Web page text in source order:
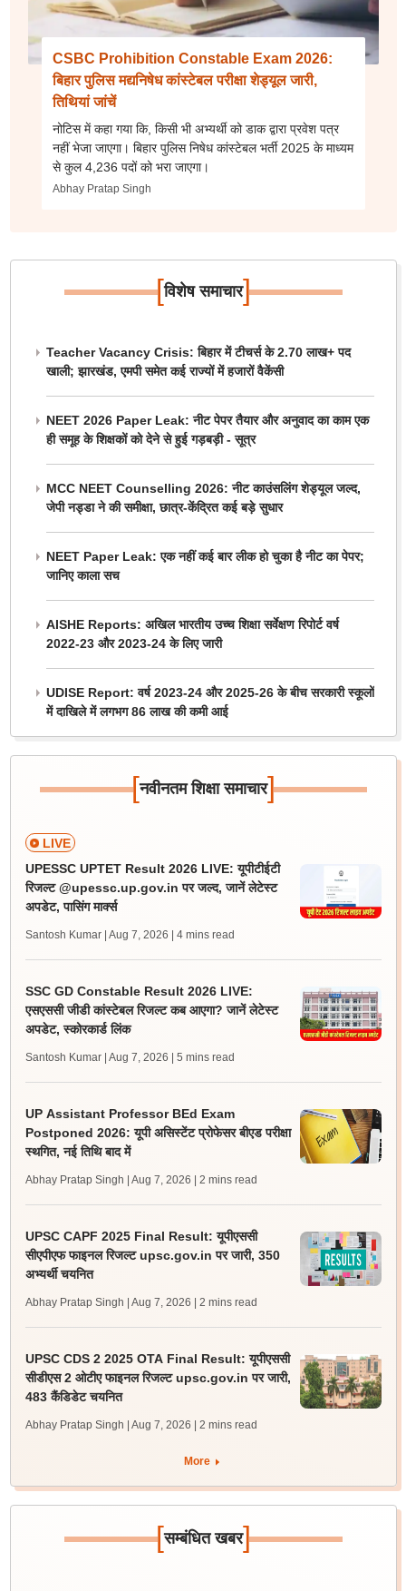
CSBC Prohibition Constable Exam 2026:
बिहार पुलिस मद्यनिषेध कांस्टेबल परीक्षा शेड्यूल जारी,
तिथियां जांचें
नोटिस में कहा गया कि, किसी भी अभ्यर्थी को डाक द्वारा प्रवेश पत्र
नहीं भेजा जाएगा। बिहार पुलिस निषेध कांस्टेबल भर्ती 2025 के माध्यम
से कुल 4,236 पदों को भरा जाएगा।
Abhay Pratap Singh
[विशेष समाचार]
Teacher Vacancy Crisis: बिहार में टीचर्स के 2.70 लाख+ पद
खाली; झारखंड, एमपी समेत कई राज्यों में हजारों वैकेंसी
NEET 2026 Paper Leak: नीट पेपर तैयार और अनुवाद का काम एक
ही समूह के शिक्षकों को देने से हुई गड़बड़ी - सूत्र
MCC NEET Counselling 2026: नीट काउंसलिंग शेड्यूल जल्द,
जेपी नड्डा ने की समीक्षा, छात्र-केंद्रित कई बड़े सुधार
NEET Paper Leak: एक नहीं कई बार लीक हो चुका है नीट का पेपर;
जानिए काला सच
AISHE Reports: अखिल भारतीय उच्च शिक्षा सर्वेक्षण रिपोर्ट वर्ष
2022-23 और 2023-24 के लिए जारी
UDISE Report: वर्ष 2023-24 और 2025-26 के बीच सरकारी स्कूलों
में दाखिले में लगभग 86 लाख की कमी आई
[नवीनतम शिक्षा समाचार]
LIVE
UPESSC UPTET Result 2026 LIVE: यूपीटीईटी
रिजल्ट @upessc.up.gov.in पर जल्द, जानें लेटेस्ट
अपडेट, पासिंग मार्क्स
Santosh Kumar | Aug 7, 2026 | 4 mins read
SSC GD Constable Result 2026 LIVE:
एसएससी जीडी कांस्टेबल रिजल्ट कब आएगा? जानें लेटेस्ट
अपडेट, स्कोरकार्ड लिंक
Santosh Kumar | Aug 7, 2026 | 5 mins read
UP Assistant Professor BEd Exam
Postponed 2026: यूपी असिस्टेंट प्रोफेसर बीएड परीक्षा
स्थगित, नई तिथि बाद में
Abhay Pratap Singh | Aug 7, 2026 | 2 mins read
UPSC CAPF 2025 Final Result: यूपीएससी
सीएपीएफ फाइनल रिजल्ट upsc.gov.in पर जारी, 350
अभ्यर्थी चयनित
Abhay Pratap Singh | Aug 7, 2026 | 2 mins read
UPSC CDS 2 2025 OTA Final Result: यूपीएससी
सीडीएस 2 ओटीए फाइनल रिजल्ट upsc.gov.in पर जारी,
483 कैंडिडेट चयनित
Abhay Pratap Singh | Aug 7, 2026 | 2 mins read
More
[सम्बंधित खबर]